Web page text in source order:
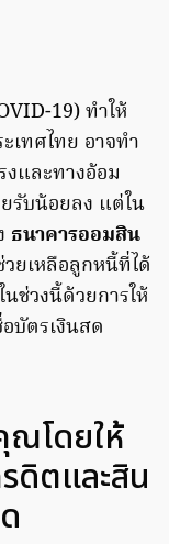
19) ทำให้
เทศไทย อาจทำ
และทางอ้อม
รับน้อยลง แต่ใน
ธนาคารออมสิน
ยเหลือลูกหนี้ที่ได้
ช่วงนี้ด้วยการให้
บัตรเงินสด
ณโดยให้
ดิตและสิน